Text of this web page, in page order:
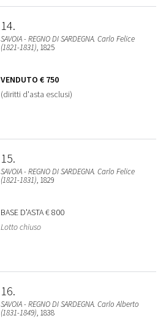
14
SAVOIA - REGNO DI SARDEGNA. Carlo Felice
(1821-1831), 1825
VENDUTO € 750
(diritti d'asta esclusi)
15
SAVOIA - REGNO DI SARDEGNA. Carlo Felice
(1821-1831), 1829
BASE D'ASTA€ 800
Lotto chiuso
16
SAVOIA - REGNO DI SARDEGNA. Carlo Alberto
(1831-1849), 1838